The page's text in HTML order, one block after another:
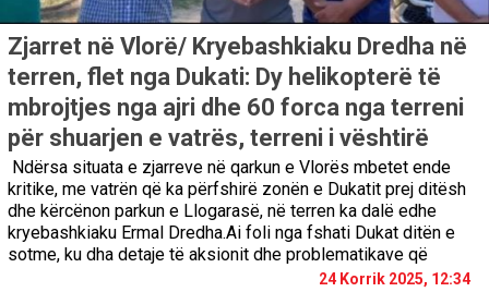
Zjarret në Vlorë/ Kryebashkiaku Dredha në
terren, flet nga Dukati: Dy helikopterë të
mbrojtjes nga ajri dhe 60 forca nga terreni
për shuarjen e vatrës, terreni i vështirë
Ndërsa situata e zjarreve në qarkun e Vlorës mbetet ende
kritike, me vatrën që ka përfshirë zonën e Dukatit prej ditësh
dhe kërcënon parkun e Llogarasë, në terren ka dalë edhe
kryebashkiaku Ermal Dredha.Ai foli nga fshati Dukat ditën e
sotme, ku dha detaje të aksionit dhe problematikave që
24 Korrik 2025, 12:34